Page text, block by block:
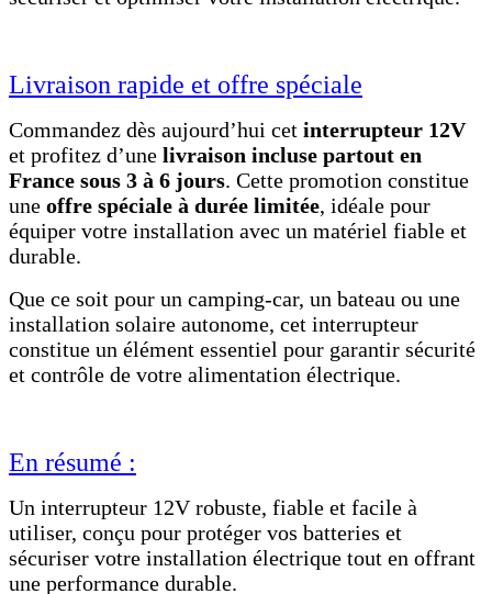
Livraison rapide et offre spéciale
Commandez dès aujourd’hui cet interrupteur 12V
et profitez d’une livraison incluse partout en
France sous 3 à 6 jours. Cette promotion constitue
une offre spéciale à durée limitée, idéale pour
équiper votre installation avec un matériel fiable et
durable.
Que ce soit pour un camping-car, un bateau ou une
installation solaire autonome, cet interrupteur
constitue un élément essentiel pour garantir sécurité
et contrôle de votre alimentation électrique.
En résumé :
Un interrupteur 12V robuste, fiable et facile à
utiliser, conçu pour protéger vos batteries et
sécuriser votre installation électrique tout en offrant
une performance durable.